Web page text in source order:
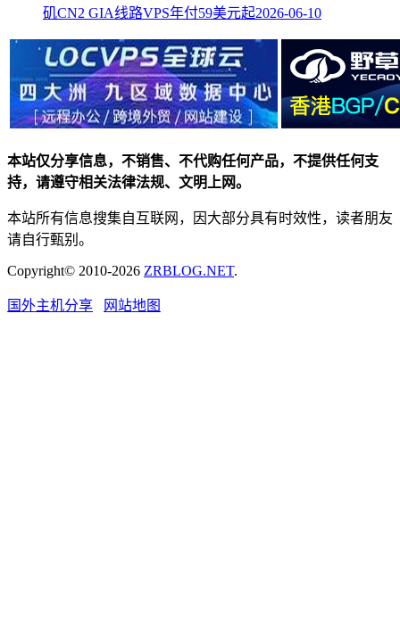
矶CN2 GIA线路VPS年付59美元起2026-06-10
本站仅分享信息，不销售、不代购任何产品，不提供任何支
持，请遵守相关法律法规、文明上网。
本站所有信息搜集自互联网，因大部分具有时效性，读者朋友
请自行甄别。
Copyright© 2010-2026 ZRBLOG.NET.
国外主机分享 网站地图